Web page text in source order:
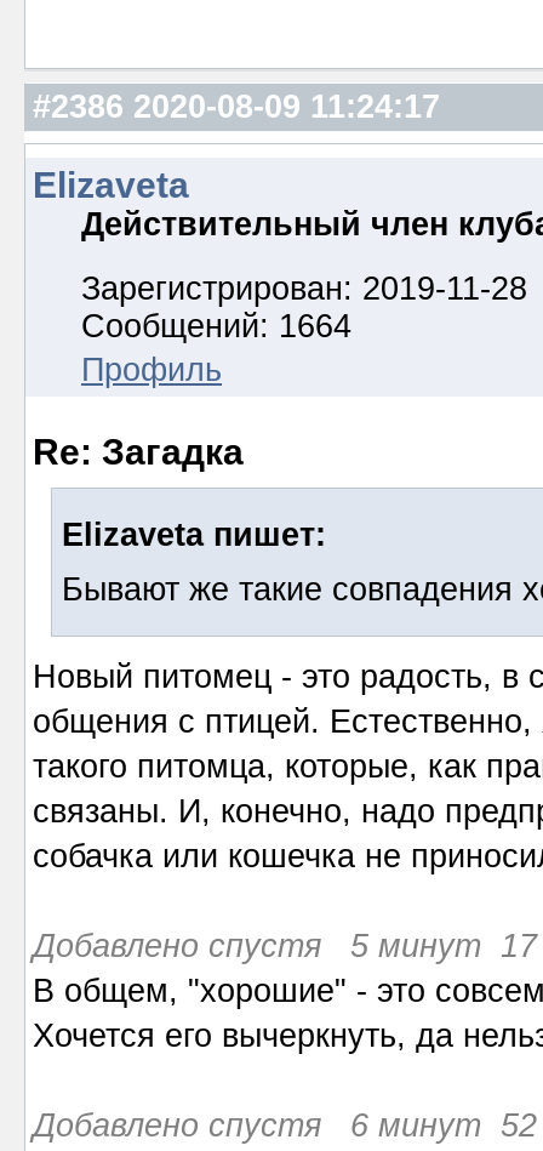
#2386 2020-08-09 11:24:17
Elizaveta
Действительный член
Зарегистрирован: 2019-11-28
Сообщений: 1664
Профиль
Re: Загадка
Elizaveta пишет:
Бывают же такие совпадения
Новый питомец - это радость, в
общения с птицей.
такого питомца, которые, как
связаны. И, конечно, надо
собачка или кошечка не
Добавлено спустя 5 минут 17
В общем, "хорошие" - это
Хочется его вычеркнуть, да
Добавлено спустя 6 минут 52